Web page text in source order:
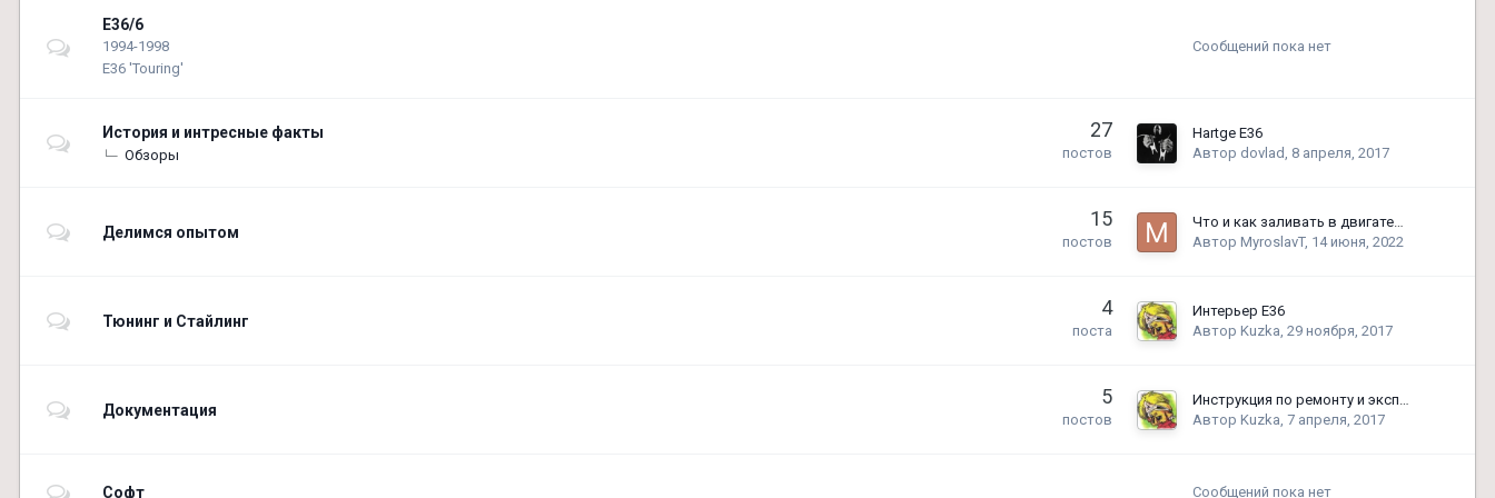
E36/6
1994-1998
E36 'Touring'
Сообщений пока нет
История и интресные факты
Обзоры
27
постов
Hartge E36
Автор dovlad 8 апреля, 2017
Делимся опытом
15
постов
АвторMyroslavT, 14 июня, 2022
Тюнинг и Стайлинг
4
поста
Интерьер Е36
АвторKuzka ,29 ноября, 2017
Документация
5
постов
АвторKuzka ,7 апреля, 2017
Софт Сообщений пока нет